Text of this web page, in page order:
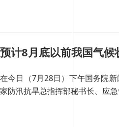
预计8月底以前我国气候
在今日（7月28日）下午国务院
家防汛抗旱总指挥部秘书长、应